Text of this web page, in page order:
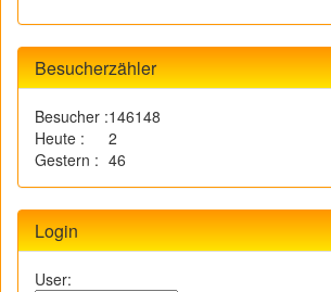
Besucherzähler
Besucher :146148
Heute :
2
Gestern : 46
Login
User: